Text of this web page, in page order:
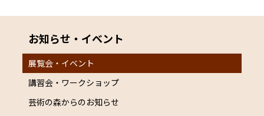
お知らせ・イベント
展覧会・イベント
講習会・ワークショップ
芸術の森からのお知らせ